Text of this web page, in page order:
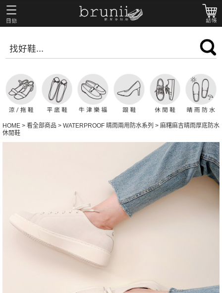
HOME > 看全部商品 > WATERPROOF 晴雨兩用防水系列 > 麻糬麻吉晴雨厚底防水
休閒鞋